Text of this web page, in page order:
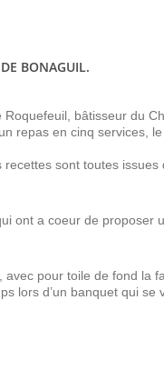
BONAGUIL.
bâtisseur du
repas en cinq services,
recettes sont toutes
ont a coeur de proposer
pour toile de fond la
lors d’un banquet qui se